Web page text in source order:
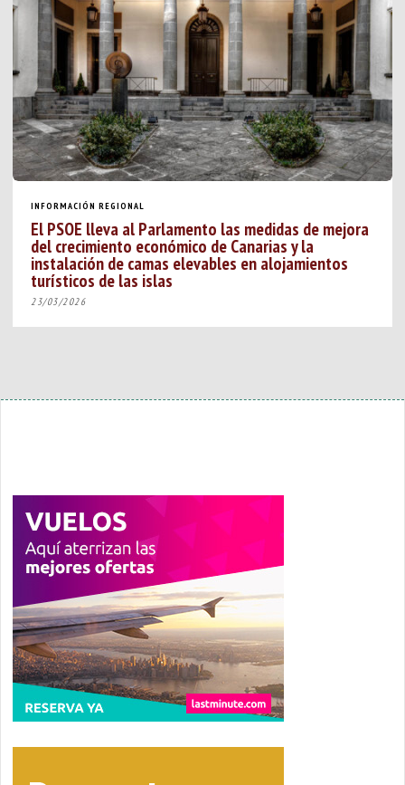
INFORMACIÓN REGIONAL
El PSOE lleva al Parlamento las medidas de mejora
del crecimiento económico de Canarias y la
instalación de camas elevables en alojamientos
turísticos de las islas
23/03/2026